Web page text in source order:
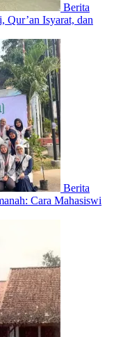
Berita
Qur’an Isyarat, dan
Berita
Cara Mahasiswi